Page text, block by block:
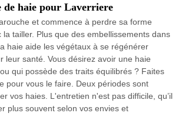
haie pour Laverriere
et commence à perdre sa forme
la tailler. Plus que des embellissements dans
haie aide les végétaux à se régénérer
leur santé. Vous désirez avoir une haie
qui possède des traits équilibrés ? Faites
pour vous le faire. Deux périodes sont
vos haies. L'entretien n'est pas difficile, qu’il
plus souvent selon vos envies et